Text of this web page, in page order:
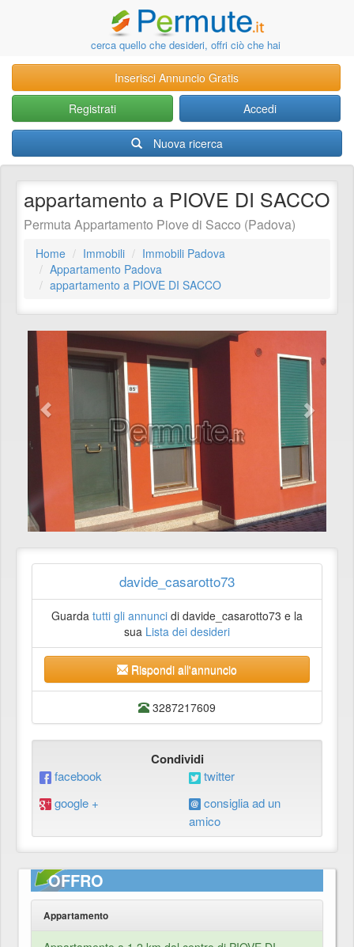
cerca quello che desideri, offri ciò che hai
Inserisci Annuncio Gratis
Registrati
Accedi
Nuova ricerca
appartamento a PIOVE DI SACCO
Permuta Appartamento Piove di Sacco (Padova)
Home Immobili
Immobili Padova
Appartamento Padova
appartamento a PIOVE DI SACCO
davide_casarotto73
Guarda tutti gli annunci di davide_casarotto73 e la
sua Lista dei desideri
Rispondi all'annuncio
3287217609
Condividi
facebook
twitter
google +
consiglia ad un
amico
OFFRO
Appartamento